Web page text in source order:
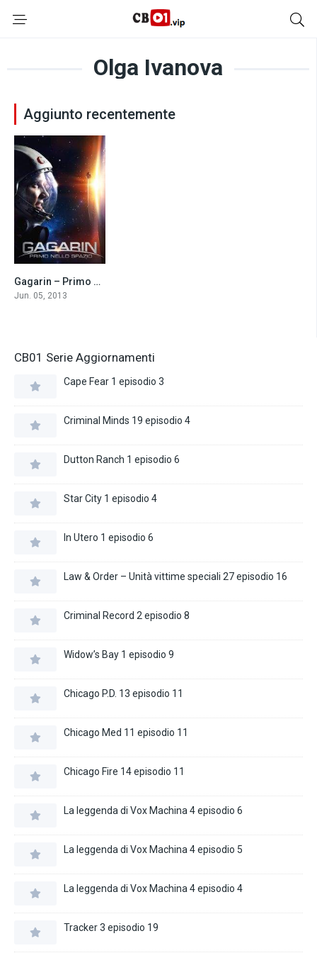
Olga Ivanova
Aggiunto recentemente
6.6
Gagarin – Primo nello spazio (2013)
Jun. 05, 2013
CB01 Serie Aggiornamenti
Cape Fear 1 episodio 3
Criminal Minds 19 episodio 4
Dutton Ranch 1 episodio 6
Star City 1 episodio 4
In Utero 1 episodio 6
Law & Order – Unità vittime speciali 27 episodio 16
Criminal Record 2 episodio 8
Widow’s Bay 1 episodio 9
Chicago P.D. 13 episodio 11
Chicago Med 11 episodio 11
Chicago Fire 14 episodio 11
La leggenda di Vox Machina 4 episodio 6
La leggenda di Vox Machina 4 episodio 5
La leggenda di Vox Machina 4 episodio 4
Tracker 3 episodio 19